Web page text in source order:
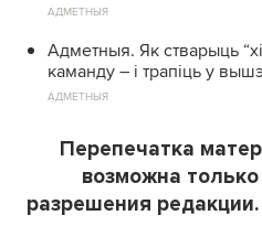
АДМЕТНЫЯ
Адметныя. Як стварыць
каманду – і трапіць у
АДМЕТНЫЯ
Перепечатка
возможна
разрешения